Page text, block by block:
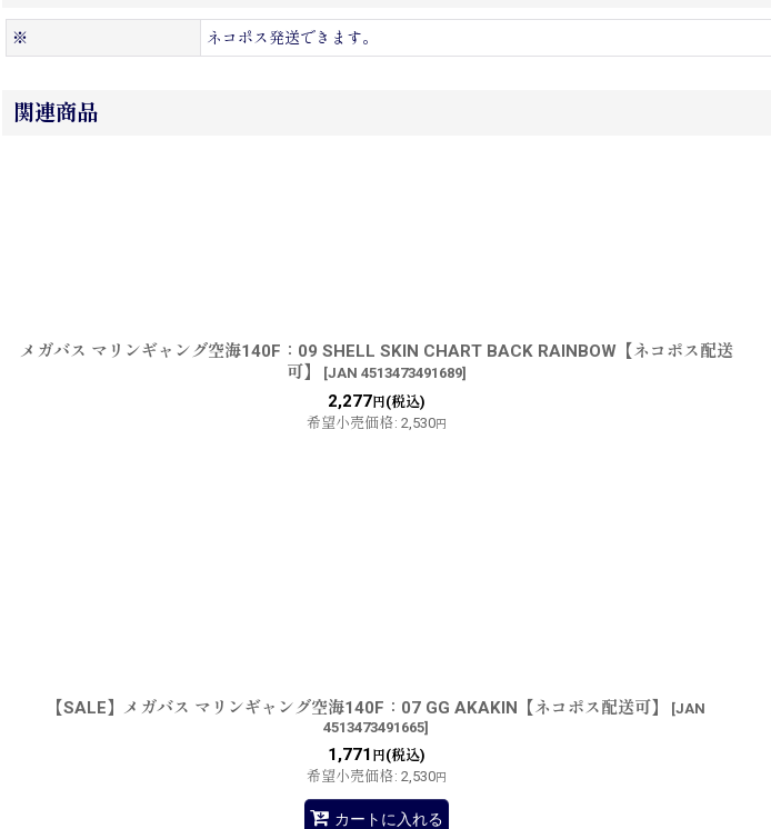
※ ネコポス発送できます。
関連商品
メガバス マリンギャング空海140F：09 SHELL SKIN CHART BACK RAINBOW【ネコポス配送
可】
[JAN 4513473491689]
2,277円(税込)
希望小売価格: 2,530円
【SALE】メガバス マリンギャング空海140F：07 GG AKAKIN【ネコポス配送可】 [JAN
4513473491665]
1,771 円(税込)
希望小売価格: 2,530円
カートに入れる